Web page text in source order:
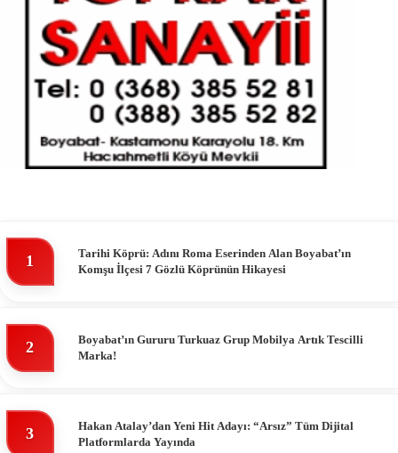
1
Tarihi Köprü: Adını Roma Eserinden Alan Boyabat’ın
Komşu İlçesi 7 Gözlü Köprünün Hikayesi
2
Boyabat’ın Gururu Turkuaz Grup Mobilya Artık Tescilli
Marka!
3
Hakan Atalay’dan Yeni Hit Adayı: “Arsız” Tüm Dijital
Platformlarda Yayında